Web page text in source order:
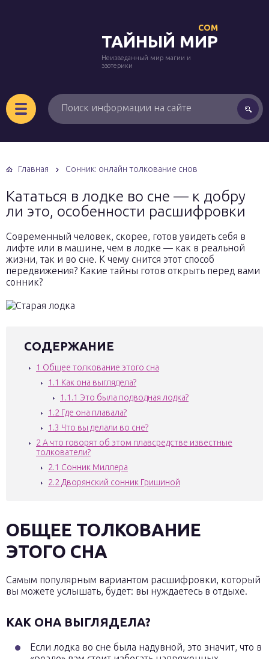
ТАЙНЫЙ МИР
COM
Неизведанный мир магии и
эзотерики
Главная Сонник: онлайн толкование снов
Кататься в лодке во сне — к добру
ли это, особенности расшифровки
Современный человек, скорее, готов увидеть себя в
лифте или в машине, чем в лодке — как в реальной
жизни, так и во сне. К чему снится этот способ
передвижения? Какие тайны готов открыть перед вами
сонник?
СОДЕРЖАНИЕ
1 Общее толкование этого сна
1.1 Как она выглядела?
1.1.1 Это была подводная лодка?
1.2 Где она плавала?
1.3 Что вы делали во сне?
2 А что говорят об этом плавсредстве известные
толкователи?
2.1 Сонник Миллера
2.2 Дворянский сонник Гришиной
ОБЩЕЕ ТОЛКОВАНИЕ
ЭТОГО СНА
Самым популярным вариантом расшифровки, который
вы можете услышать, будет: вы нуждаетесь в отдыхе.
КАК ОНА ВЫГЛЯДЕЛА?
Если лодка во сне была надувной, это значит, что в